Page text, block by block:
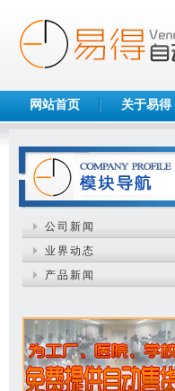
网站首页 关于易得
公司新闻
业界动态
产品新闻